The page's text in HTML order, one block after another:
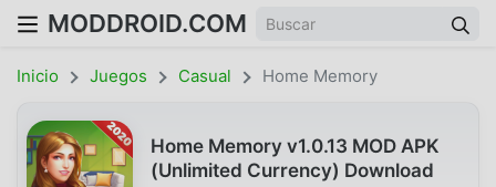
MODDROID.COM
Inicio Juegos Casual Home Memory
Home Memory v1.0.13 MOD APK
(Unlimited Currency) Download